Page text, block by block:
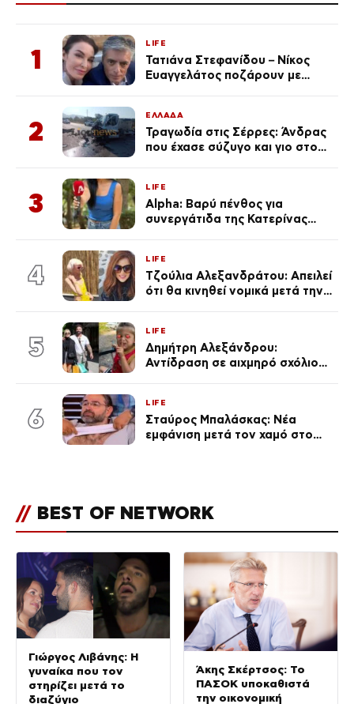
1
LIFE
Τατιάνα Στεφανίδου – Νίκος
Ευαγγελάτος ποζάρουν με
2
ΕΛΛΑΔΑ
Τραγωδία στις Σέρρες: Άνδρας
που έχασε σύζυγο και γιο στο
3
LIFE
Alpha: Βαρύ πένθος για
συνεργάτιδα της Κατερίνας
του Θεού»
4
LIFE
Τζούλια Αλεξανδράτου: Απειλεί
ότι θα κινηθεί νομικά μετά την
5
LIFE
Δημήτρη Αλεξάνδρου:
Αντίδραση σε αιχμηρό σχόλιο
6
LIFE
Σταύρος Μπαλάσκας: Νέα
εμφάνιση μετά τον χαμό στο
// BEST OF NETWORK
Γιώργος Λιβάνης: Η
γυναίκα που τον
στηρίζει μετά το
διαζύγιο
Άκης Σκέρτσος: Το
ΠΑΣΟΚ υποκαθιστά
την οικονομική